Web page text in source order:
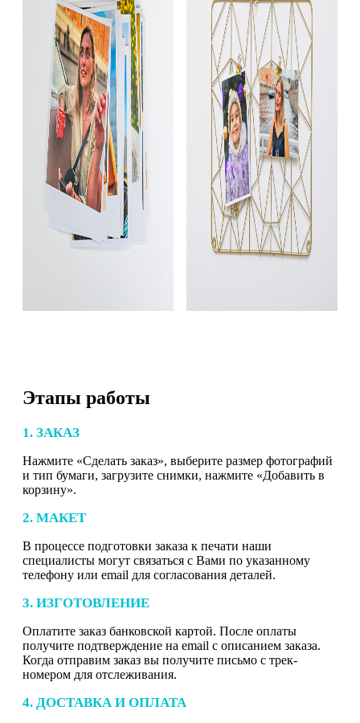
Этапы работы
1. ЗАКАЗ
Нажмите «Сделать заказ», выберите размер фотографий
и тип бумаги, загрузите снимки, нажмите «Добавить в
корзину».
2. МАКЕТ
В процессе подготовки заказа к печати наши
специалисты могут связаться с Вами по указанному
телефону или email для согласования деталей.
3. ИЗГОТОВЛЕНИЕ
Оплатите заказ банковской картой. После оплаты
получите подтверждение на email с описанием заказа.
Когда отправим заказ вы получите письмо с трек-
номером для отслеживания.
4. ДОСТАВКА И ОПЛАТА